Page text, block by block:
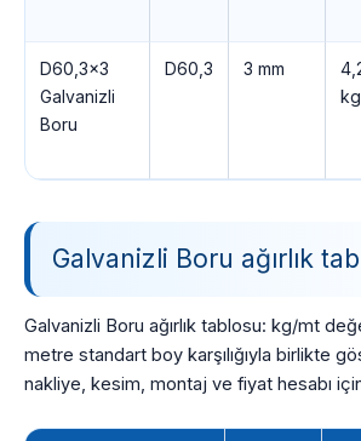
D60,3×3
Galvanizli
Boru
D60,3 3 mm
Galvanizli Boru ağırlık
Galvanizli Boru ağırlık tablosu: kg/mt
metre standart boy karşılığıyla birlikte
nakliye, kesim, montaj ve fiyat hesabı